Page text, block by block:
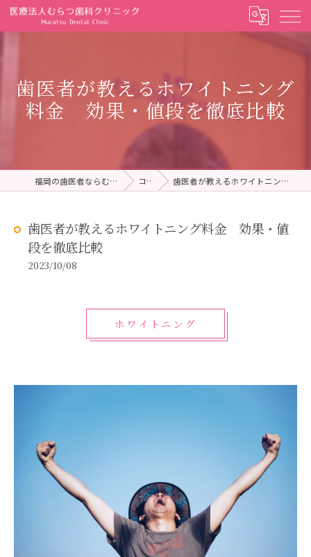
歯医者が教えるホワイトニング
料金 効果・値段を徹底比較
福岡の歯医者ならむらつ歯科クリニック コラム 歯医者が教えるホワイトニング料金 効果・値段を徹底比較
歯医者が教えるホワイトニング料金 効果・値
段を徹底比較
2023/10/08
ホワイトニング